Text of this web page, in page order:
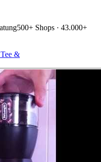
500+ Shops · 43.000+
&